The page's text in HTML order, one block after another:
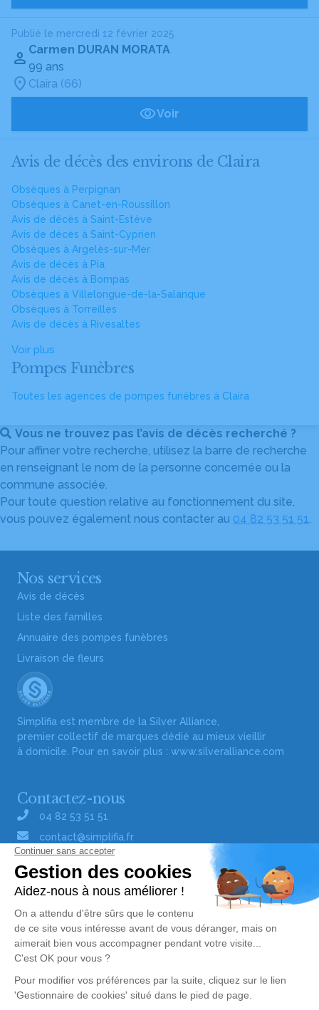
Publié le mercredi 12 février 2025
Carmen DURAN MORATA
99 ans
Claira (66)
Voir
Avis de décès des environs de Claira
Obsèques à Perpignan
Obsèques à Canet-en-Roussillon
Avis de décès à Saint-Estève
Avis de décès à Saint-Cyprien
Obsèques à Argelès-sur-Mer
Avis de décès à Pia
Avis de décès à Bompas
Obsèques à Villelongue-de-la-Salanque
Obsèques à Torreilles
Avis de décès à Rivesaltes
Voir plus
Pompes Funèbres
Toutes les agences de pompes funèbres à Claira
Vous ne trouvez pas l’avis de décès recherché ?
Pour affiner votre recherche, utilisez la barre de recherche
en renseignant le nom de la personne concernée ou la
commune associée.
Pour toute question relative au fonctionnement du site,
vous pouvez également nous contacter au 04 82 53 51 51.
Nos services
Avis de décès
Liste des familles
Annuaire des pompes funèbres
Livraison de fleurs
Simplifia est membre de la Silver Alliance,
premier collectif de marques dédié au mieux vieillir
à domicile. Pour en savoir plus : www.silveralliance.com
Contactez-nous
04 82 53 51 51
contact@simplifia.fr
Réseaux sociaux
Liens utiles
Publier un avis de décès
Signaler un abus/une erreur